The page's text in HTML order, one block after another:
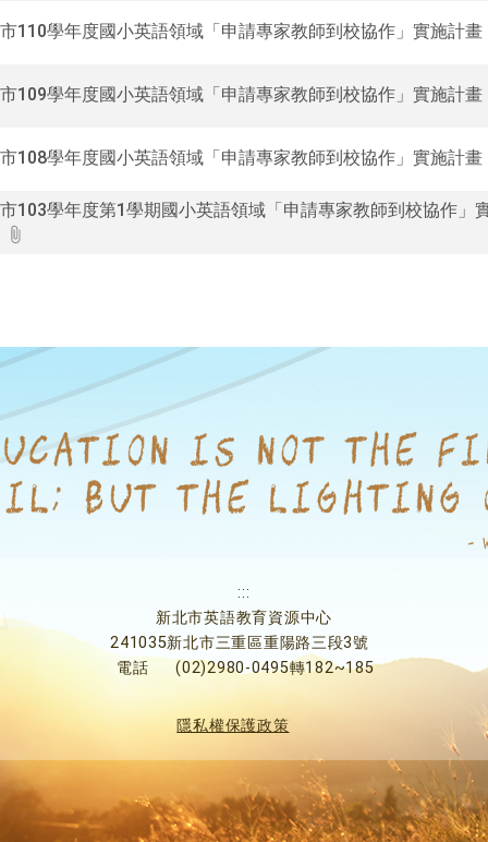
110學年度國小英語領域「申請專家教師到校協作」實施計畫
109學年度國小英語領域「申請專家教師到校協作」實施計畫
108學年度國小英語領域「申請專家教師到校協作」實施計畫
103學年度第1學期國小英語領域「申請專家教師到校協作」
:::
新北市英語教育資源中心
241035新北市三重區重陽路三段3號
電話
(02)2980-0495轉182~185
隱私權保護政策